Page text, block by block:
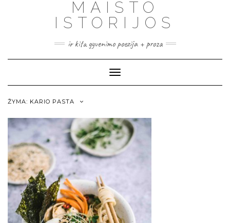
MAISTO
ISTORIJOS
ir kita gyvenimo poezija + proza
Toggle
Navigation
ŽYMA: KARIO PASTA